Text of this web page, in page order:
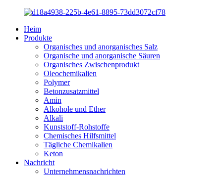
Heim
Produkte
Organisches und anorganisches Salz
Organische und anorganische Säuren
Organisches Zwischenprodukt
Oleochemikalien
Polymer
Betonzusatzmittel
Amin
Alkohole und Ether
Alkali
Kunststoff-Rohstoffe
Chemisches Hilfsmittel
Tägliche Chemikalien
Keton
Nachricht
Unternehmensnachrichten